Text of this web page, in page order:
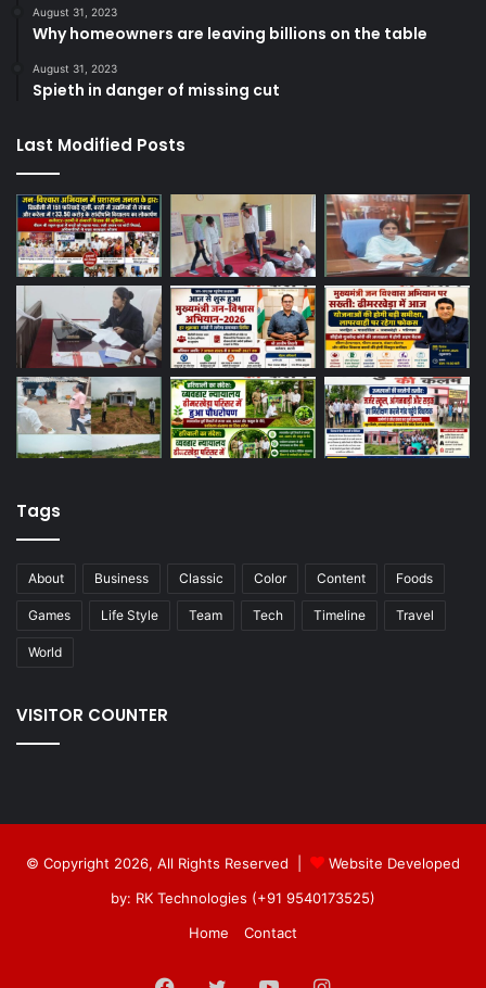
August 31, 2023
Why homeowners are leaving billions on the table
August 31, 2023
Spieth in danger of missing cut
Last Modified Posts
Tags
About Business Classic Color Content Foods
Games Life Style Team Tech Timeline Travel
World
VISITOR COUNTER
© Copyright 2026, All Rights Reserved |
Website Developed
by: RK Technologies (+91 9540173525)
Home
Contact